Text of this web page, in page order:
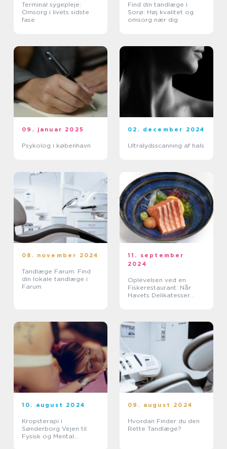
Terminal sygepleje:
Omsorg i livets sidste
fase
Find din tandlæge i
Sorø: Høj kvalitet og
omsorg nær dig
09. januar 2025
Psykolog i københavn
02. december 2024
Ultralydsscanning af hals
08. november 2024
Tandlæge Farum: Find
din lokale tandlæge i
Farum
11. september
2024
Oplevelsen ved en
Fiskerestaurant: Når
Havets Delikatesser
10. august 2024
Kropsterapi i
Sønderborg Vejen til
Fysisk og Mental
09. august 2024
Hvordan Finder du den
Rette Tandlæge?